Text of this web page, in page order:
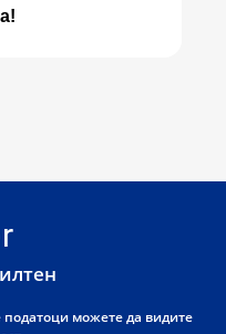
податоци можете да видите